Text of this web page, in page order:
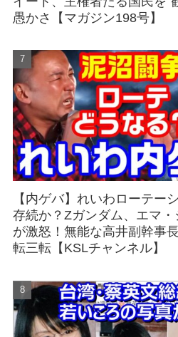
愚かさ【マガジン198号】
【内ゲバ】れいわローテー
存続か？Zガンダム、エマ・
が激怒！無能な高井副幹事
転三転【KSLチャンネル】